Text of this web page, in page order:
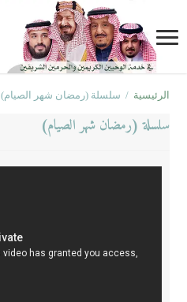
الرئيسية / سلسلة (رمضان شهر الصيام)
سلسلة (رمضان شهر الصيام)